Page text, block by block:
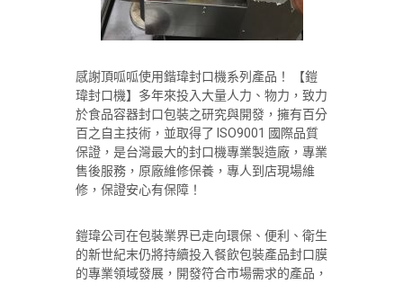
感謝頂呱呱使用鍇瑋封口機系列產品！ 【鎧
瑋封口機】多年來投入大量人力、物力，致力
於食品容器封口包裝之研究與開發，擁有百分
百之自主技術，並取得了 ISO9001 國際品質
保證，是台灣最大的封口機專業製造廠，專業
售後服務，原廠維修保養，專人到店現場維
修，保證安心有保障！
鎧瑋公司在包裝業界已走向環保、便利、衛生
的新世紀末仍將持續投入餐飲包裝產品封口膜
的專業領域發展，開發符合市場需求的產品，